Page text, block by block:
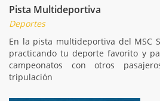
Pista Multideportiva
Deportes
En la pista multideportiva del MSC
practicando tu deporte favorito y
campeonatos con otros
tripulación